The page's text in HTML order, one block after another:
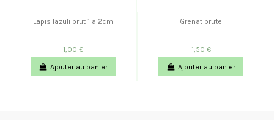
Lapis lazuli brut 1 a 2cm
1,00 €
Ajouter au panier
Grenat brute
1,50 €
Ajouter au panier